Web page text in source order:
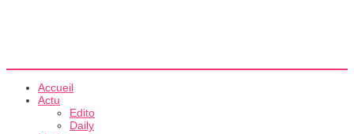
Accueil
Actu
Edito
Daily